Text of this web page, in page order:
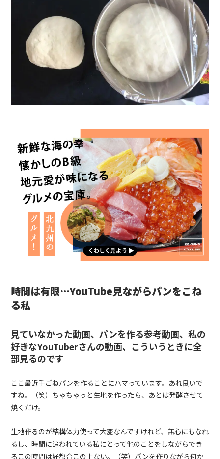
時間は有限…YouTube見ながらパンをこね
る私
見ていなかった動画、パンを作る参考動画、私の
好きなYouTuberさんの動画、こういうときに全
部見るのです
ここ最近手ごねパンを作ることにハマっています。あれ良いで
すね。（笑）ちゃちゃっと生地を作ったら、あとは発酵させて
焼くだけ。
生地作るのが結構体力使って大変なんですけれど、無心にもなれ
るし、時間に追われている私にとって他のことをしながらでき
るこの時間は好都合この上ない。（笑）パンを作りながら何か